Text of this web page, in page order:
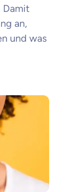
Damit
an,
und was